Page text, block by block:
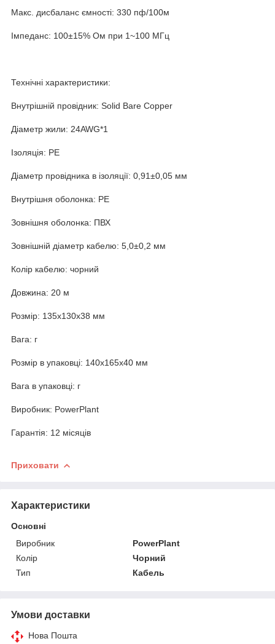
Макс. дисбаланс ємності: 330 пф/100м
Імпеданс: 100±15% Ом при 1~100 МГц
Технічні характеристики:
Внутрішній провідник: Solid Bare Copper
Діаметр жили: 24AWG*1
Ізоляція: PE
Діаметр провідника в ізоляції: 0,91±0,05 мм
Внутрішня оболонка: PE
Зовнішня оболонка: ПВХ
Зовнішній діаметр кабелю: 5,0±0,2 мм
Колір кабелю: чорний
Довжина: 20 м
Розмір: 135х130х38 мм
Вага: г
Розмір в упаковці: 140х165х40 мм
Вага в упаковці: г
Виробник: PowerPlant
Гарантія: 12 місяців
Приховати
Характеристики
Основні
Виробник
PowerPlant
Колір
Чорний
Тип
Кабель
Умови доставки
Нова Пошта